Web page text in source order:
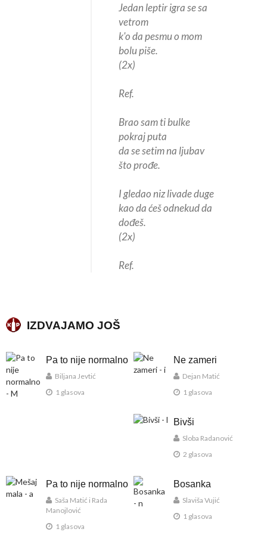
Jedan leptir igra se sa
vetrom
k'o da pesmu o mom
bolu piše.
(2x)
Ref.
Brao sam ti bulke
pokraj puta
da se setim na ljubav
što prođe.
I gledao niz livade duge
kao da ćeš odnekud da
dođeš.
(2x)
Ref.
IZDVAJAMO JOŠ
Pa to nije normalno
Biljana Jevtić
1 glasova
Ne zameri
Dejan Matić
1 glasova
Bivši
Sloba Radanović
2 glasova
Pa to nije normalno
Saša Matić i Rada
Manojlović
1 glasova
Bosanka
Slaviša Vujić
1 glasova